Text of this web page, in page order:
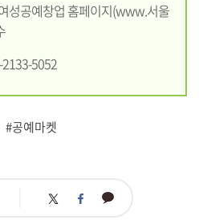
성공예창업 홈페이지(www.서울
5052
#공예마켓
트 페 카